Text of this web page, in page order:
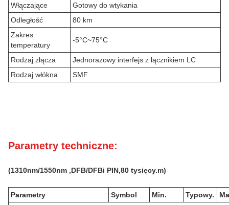
Włączające
Gotowy do wtykania
Odległość
80 km
Zakres
temperatury
-5°C~75°C
Rodzaj złącza
Jednorazowy interfejs z łącznikiem LC
Rodzaj włókna
SMF
Parametry techniczne:
(1310nm/1550nm ,DFB/DFBi PIN,80 tysięcy.m)
Parametry Symbol Min. Typowy.